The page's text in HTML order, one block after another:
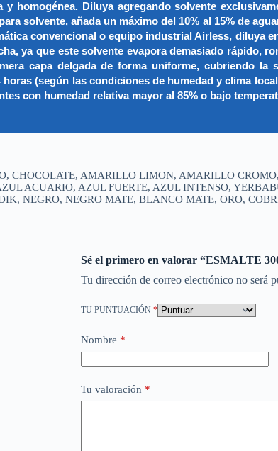
homogénea. Diluya agregando solvente
solvente, añada un máximo del 10% al 15% de
convencional o equipo industrial Airless, diluya
ya que este solvente evapora demasiado rápido,
capa delgada de forma uniforme, cubriendo
(según las condiciones de humedad y clima
con humedad relativa mayor al 85% o bajo
CHOCOLATE, AMARILLO LIMON, AMARILLO
ACUARIO, AZUL FUERTE, AZUL INTENSO,
NEGRO, NEGRO MATE, BLANCO MATE, ORO,
Sé el primero en valorar “ESMALTE
Tu dirección de correo electrónico no será
TU PUNTUACIÓN *
Nombre *
Tu valoración *